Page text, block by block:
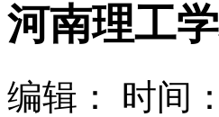
河南理工
编辑：
时间